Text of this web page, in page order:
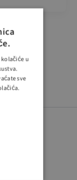
u
sve